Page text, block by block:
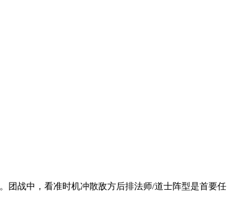
团战中，看准时机冲散敌方后排法师/道士阵型是首要任